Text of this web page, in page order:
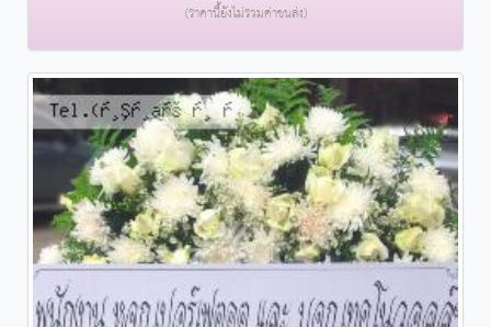
(ราคานี้ยังไม่รวมค่าขนส่ง)